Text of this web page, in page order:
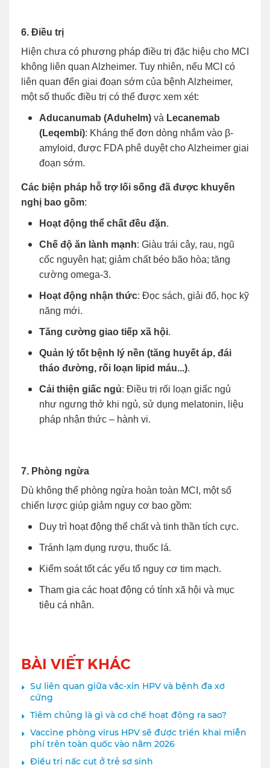
6. Điều trị
Hiện chưa có phương pháp điều trị đặc hiệu cho MCI
không liên quan Alzheimer. Tuy nhiên, nếu MCI có
liên quan đến giai đoạn sớm của bệnh Alzheimer,
một số thuốc điều trị có thể được xem xét:
Aducanumab (Aduhelm) và Lecanemab
(Leqembi): Kháng thể đơn dòng nhắm vào β-
amyloid, được FDA phê duyệt cho Alzheimer giai
đoạn sớm.
Các biện pháp hỗ trợ lối sống đã được khuyến
nghị bao gồm:
Hoạt động thể chất đều đặn.
Chế độ ăn lành mạnh: Giàu trái cây, rau, ngũ
cốc nguyên hạt; giảm chất béo bão hòa; tăng
cường omega-3.
Hoạt động nhận thức: Đọc sách, giải đố, học kỹ
năng mới.
Tăng cường giao tiếp xã hội.
Quản lý tốt bệnh lý nền (tăng huyết áp, đái
tháo đường, rối loạn lipid máu...).
Cải thiện giấc ngủ: Điều trị rối loạn giấc ngủ
như ngưng thở khi ngủ, sử dụng melatonin, liệu
pháp nhận thức – hành vi.
7. Phòng ngừa
Dù không thể phòng ngừa hoàn toàn MCI, một số
chiến lược giúp giảm nguy cơ bao gồm:
Duy trì hoạt động thể chất và tinh thần tích cực.
Tránh lạm dụng rượu, thuốc lá.
Kiểm soát tốt các yếu tố nguy cơ tim mạch.
Tham gia các hoạt động có tính xã hội và mục
tiêu cá nhân.
BÀI VIẾT KHÁC
Sự liên quan giữa vắc-xin HPV và bệnh đa xơ
cứng
Tiêm chủng là gì và cơ chế hoạt động ra sao?
Vaccine phòng virus HPV sẽ được triển khai miễn
phí trên toàn quốc vào năm 2026
Điều trị nấc cụt ở trẻ sơ sinh